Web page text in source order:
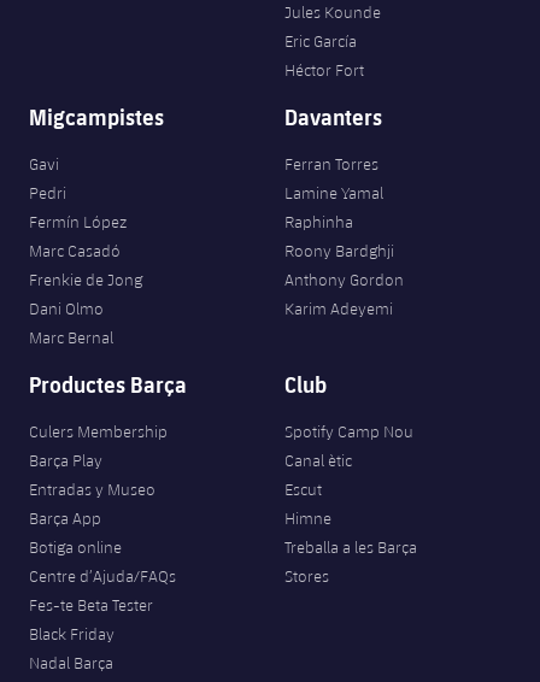
Jules Kounde
Eric García
Héctor Fort
Migcampistes
Gavi
Pedri
Fermín López
Marc Casadó
Frenkie de Jong
Dani Olmo
Marc Bernal
Davanters
Ferran Torres
Lamine Yamal
Raphinha
Roony Bardghji
Anthony Gordon
Karim Adeyemi
Productes Barça
Culers Membership
Barça Play
Entradas y Museo
Barça App
Botiga online
Centre d’Ajuda/FAQs
Fes-te Beta Tester
Black Friday
Nadal Barça
Club
Spotify Camp Nou
Canal ètic
Escut
Himne
Treballa a les Barça
Stores